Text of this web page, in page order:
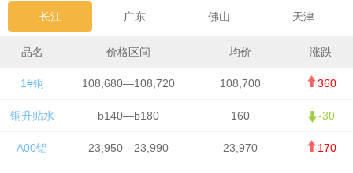
长江 广东 佛山 天津
品名 价格区间 均价 涨跌
1#铜 108,680—108,720 108,700 360
铜升贴水 b140—b180 160 -30
A00铝 23,950—23,990 23,970 170